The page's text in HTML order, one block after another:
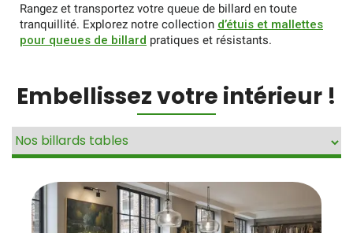
Rangez et transportez votre queue de billard en toute
tranquillité. Explorez notre collection d’étuis et mallettes
pour queues de billard pratiques et résistants.
Embellissez votre intérieur !